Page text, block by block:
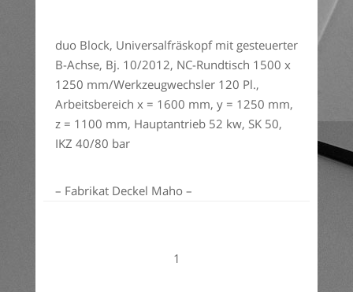
duo Block, Universalfräskopf mit gesteuerter
B-Achse, Bj. 10/2012, NC-Rundtisch 1500 x
1250 mm/Werkzeugwechsler 120 Pl.,
Arbeitsbereich x = 1600 mm, y = 1250 mm,
z = 1100 mm, Hauptantrieb 52 kw, SK 50,
IKZ 40/80 bar
– Fabrikat Deckel Maho –
1